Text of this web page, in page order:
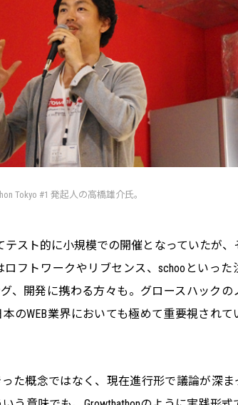
Tokyo #1 発起人の高橋雄介氏。
スト的に小規模での開催となっていたが、
フトワークやリブセンス、schooといった
、開発に携わる方々も。グロースハックの
のWEB業界においても極めて重要視されて
た概念ではなく、現在進行形で議論が深ま